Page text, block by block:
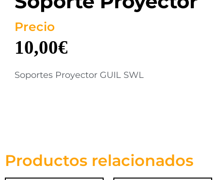
Precio
10,00€
Soportes Proyector GUIL SWL
Productos relacionados